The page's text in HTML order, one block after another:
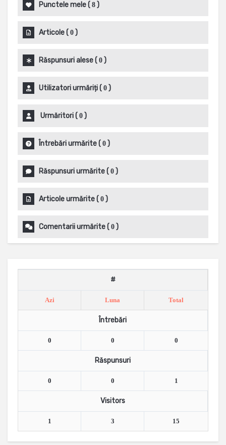
Punctele mele( 8 )
Articole( 0 )
Răspunsuri alese( 0 )
Utilizatori urmăriți( 0 )
Urmăritori( 0 )
Întrebări urmărite( 0 )
Răspunsuri urmărite( 0 )
Articole urmărite( 0 )
Comentarii urmărite( 0 )
#
Azi Luna Total
Întrebări
0 0 0
Răspunsuri
0 0 1
Visitors
1 3 15